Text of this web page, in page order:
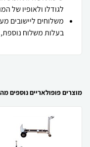
לגודלו ולאופיו של
משלוחים ליישובים
בעלות משלוח
מוצרים פופולאריים נוספים